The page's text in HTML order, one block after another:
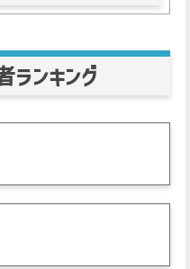
ンキング